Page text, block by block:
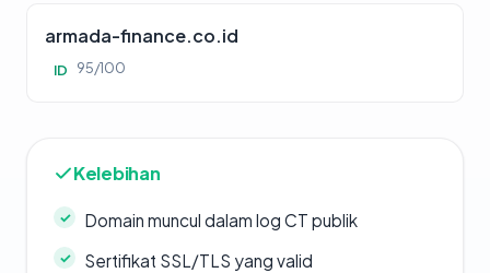
armada-finance.co.id
ID 95/100
Kelebihan
Domain muncul dalam log CT publik
Sertifikat SSL/TLS yang valid